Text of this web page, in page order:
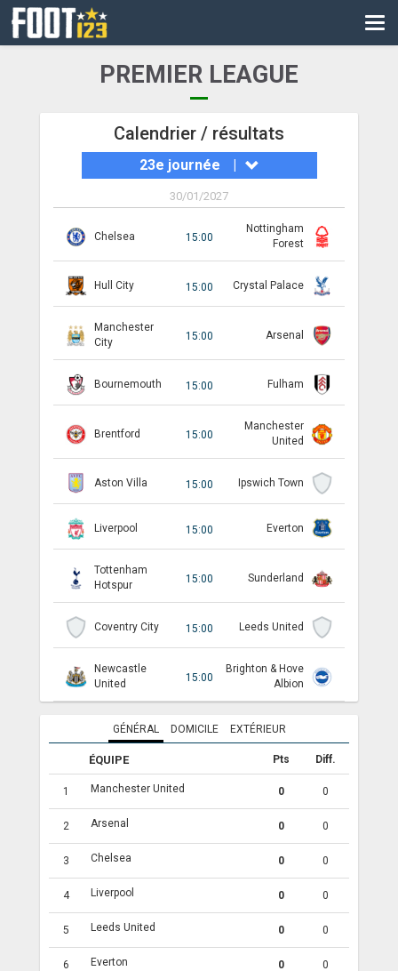
CM
LIGUE DES CHAMPIONS
LES DIRECTS
COUPE DE LA LIGUE
ANGLETERRE
ALLEMAGNE
RECHERCHE
PREMIER LEAGUE
Calendrier / résultats
23e journée |
30/01/2027
Chelsea 15:00
Nottingham
Forest
Hull City 15:00 Crystal Palace
Manchester
City
15:00 Arsenal
Bournemouth 15:00 Fulham
Brentford 15:00
Manchester
United
Aston Villa 15:00 Ipswich Town
Liverpool 15:00 Everton
Tottenham
Hotspur
15:00 Sunderland
Coventry City 15:00 Leeds United
Newcastle
United
15:00
Brighton & Hove
Albion
GÉNÉRAL DOMICILE EXTÉRIEUR
ÉQUIPE Pts Diff.
1 Manchester United 0 0
2 Arsenal 0 0
3 Chelsea 0 0
4 Liverpool 0 0
5 Leeds United 0 0
6 Everton 0 0